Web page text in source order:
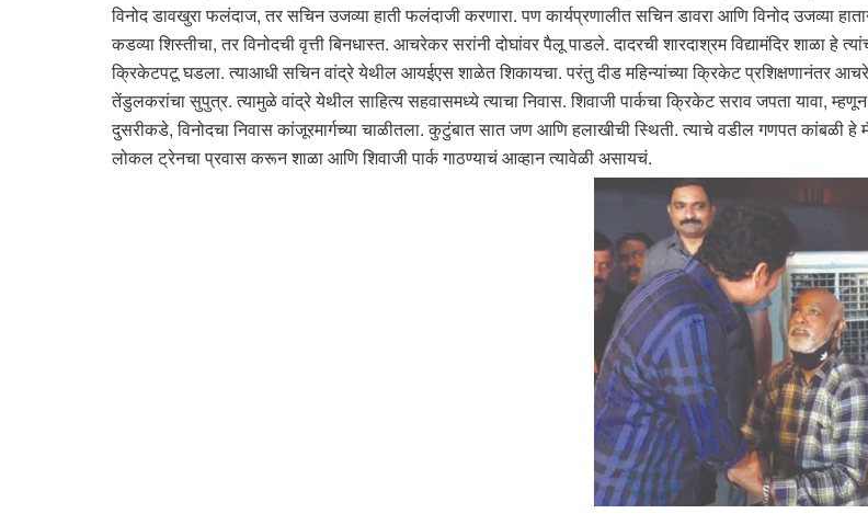
विनोद डावखुरा फलंदाज, तर सचिन उजव्या हाती फलंदाजी करणारा. पण कार्यप्रणालीत सचिन डावरा आणि विनोद उजव्या
कडव्या शिस्तीचा, तर विनोदची वृत्ती बिनधास्त. आचरेकर सरांनी दोघांवर पैलू पाडले. दादरची शारदाश्रम विद्यामंदिर शाळा
क्रिकेटपटू घडला. त्याआधी सचिन वांद्रे येथील आयईएस शाळेत शिकायचा. परंतु दीड महिन्यांच्या क्रिकेट प्रशिक्षणानंतर
तेंडुलकरांचा सुपुत्र. त्यामुळे वांद्रे येथील साहित्य सहवासमध्ये त्याचा निवास. शिवाजी पार्कचा क्रिकेट सराव जपता यावा, म्हणून
दुसरीकडे, विनोदचा निवास कांजूरमार्गच्या चाळीतला. कुटुंबात सात जण आणि हलाखीची स्थिती. त्याचे वडील गणपत कांबळी हे
लोकल ट्रेनचा प्रवास करून शाळा आणि शिवाजी पार्क गाठण्याचं आव्हान त्यावेळी असायचं.